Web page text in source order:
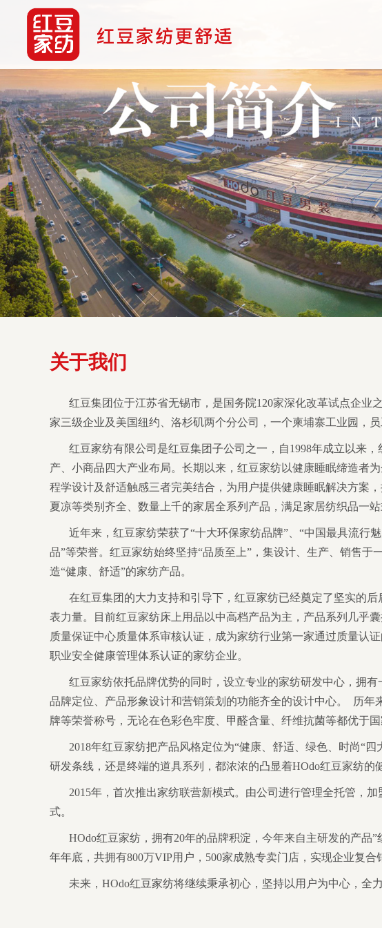
关于我们
红豆集团位于江苏省无锡市，是国务院120家深化改革试点企
家三级企业及美国纽约、洛杉矶两个分公司，一个柬埔寨工业园，
红豆家纺有限公司是红豆集团子公司之一，自1998年成立以来
产、小商品四大产业布局。长期以来，红豆家纺以健康睡眠缔造者
程学设计及舒适触感三者完美结合，为用户提供健康睡眠解决方案
夏凉等类别齐全、数量上千的家居全系列产品，满足家居纺织品一站
近年来，红豆家纺荣获了“十大环保家纺品牌”、“中国最具流行
品”等荣誉。红豆家纺始终坚持“品质至上”，集设计、生产、销售
造“健康、舒适”的家纺产品。
在红豆集团的大力支持和引导下，红豆家纺已经奠定了坚实的
表力量。目前红豆家纺床上用品以中高档产品为主，产品系列几乎
质量保证中心质量体系审核认证，成为家纺行业第一家通过质量认
职业安全健康管理体系认证的家纺企业。
红豆家纺依托品牌优势的同时，设立专业的家纺研发中心，拥
品牌定位、产品形象设计和营销策划的功能齐全的设计中心。 历
牌等荣誉称号，无论在色彩色牢度、甲醛含量、纤维抗菌等都优于
2018年红豆家纺把产品风格定位为“健康、舒适、绿色、时尚“
研发条线，还是终端的道具系列，都浓浓的凸显着HOdo红豆家纺的
2015年，首次推出家纺联营新模式。由公司进行管理全托管，
式。
HOdo红豆家纺，拥有20年的品牌积淀，今年来自主研发的产品
年年底，共拥有800万VIP用户，500家成熟专卖门店，实现企业复合
未来，HOdo红豆家纺将继续秉承初心，坚持以用户为中心，全